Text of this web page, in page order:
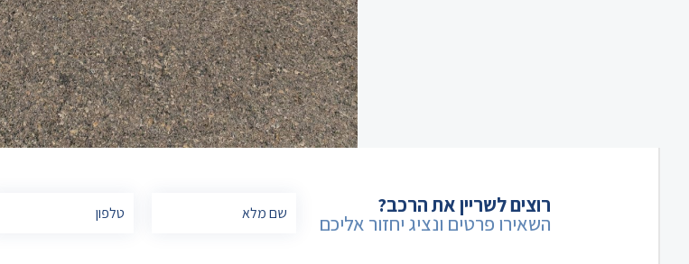
רוצים לשריין את הרכב?
השאירו פרטים ונציג יחזור אליכם